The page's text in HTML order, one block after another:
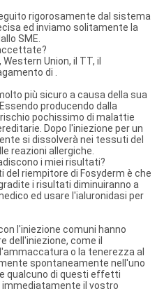
rigorosamente dal sistema
ed inviamo solitamente la
SME.
Union, il TT, il
di .
più sicuro a causa della sua
producendo dalla
pochissimo di malattie
Dopo l'iniezione per un
si dissolverà nei tessuti del
reazioni allergiche.
i miei risultati?
riempitore di Fosyderm è che
i risultati diminuiranno a
ed usare l'ialuronidasi per
l'iniezione comuni hanno
dell'iniezione, come il
o la tenerezza al
spontaneamente nell'uno
qualcuno di questi effetti
il vostro